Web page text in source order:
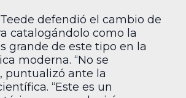
defendió el cambio de
catalogándolo como la
grande de este tipo en la
moderna. “No se
puntualizó ante la
“Este es un